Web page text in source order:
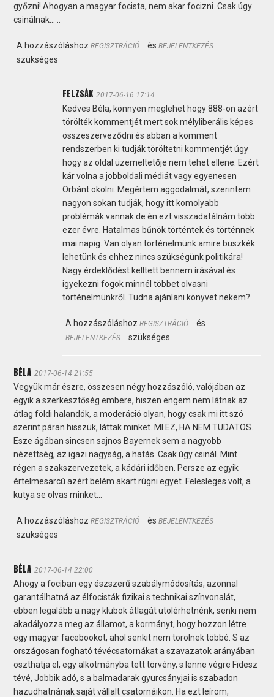
győzni! Ahogyan a magyar focista, nem akar focizni. Csak úgy
csinálnak… ..
A hozzászóláshozREGISZTRÁCIÓ ésBEJELENTKEZÉS
szükséges
FELZSÁK 2017-06-16 17:14
Kedves Béla, könnyen meglehet hogy 888-on azért
törölték kommentjét mert sok mélyliberális képes
összeszerveződni és abban a komment
rendszerben ki tudják töröltetni kommentjét úgy
hogy az oldal üzemeltetője nem tehet ellene. Ezért
kár volna a jobboldali médiát vagy egyenesen
Orbánt okolni. Megértem aggodalmát, szerintem
nagyon sokan tudják, hogy itt komolyabb
problémák vannak de én ezt visszadatálnám több
ezer évre. Hatalmas bűnök történtek és történnek
mai napig. Van olyan történelmünk amire büszkék
lehetünk és ehhez nincs szükségünk politikára!
Nagy érdeklődést kelltett bennem írásával és
igyekezni fogok minnél többet olvasni
történelmünkről. Tudna ajánlani könyvet nekem?
A hozzászóláshozREGISZTRÁCIÓ és
BEJELENTKEZÉS szükséges
BÉLA 2017-06-14 21:55
Vegyük már észre, összesen négy hozzászóló, valójában az
egyik a szerkesztőség embere, hiszen engem nem látnak az
átlag földi halandók, a moderáció olyan, hogy csak mi itt szó
szerint páran hisszük, láttak minket. MI EZ, HA NEM TUDATOS.
Esze ágában sincsen sajnos Bayernek sem a nagyobb
nézettség, az igazi nagyság, a hatás. Csak úgy csinál. Mint
régen a szakszervezetek, a kádári időben. Persze az egyik
értelmesarcú azért belém akart rúgni egyet. Felesleges volt, a
kutya se olvas minket...
A hozzászóláshozREGISZTRÁCIÓ ésBEJELENTKEZÉS
szükséges
BÉLA 2017-06-14 22:00
Ahogy a fociban egy észszerű szabálymódosítás, azonnal
garantálhatná az élfocisták fizikai s technikai színvonalát,
ebben legalább a nagy klubok átlagát utolérhetnénk, senki nem
akadályozza meg az államot, a kormányt, hogy hozzon létre
egy magyar facebookot, ahol senkit nem törölnek többé. S az
országosan fogható tévécsatornákat a szavazatok arányában
oszthatja el, egy alkotmányba tett törvény, s lenne végre Fidesz
tévé, Jobbik adó, s a balmadarak gyurcsányjai is szabadon
hazudhatnának saját vállalt csatornáikon. Ha ezt leírom,